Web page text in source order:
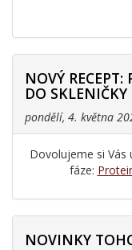
NOVÝ
DO SKLENIČKY
pondělí, 4. května
Dovolujeme si Vás
fáze:
NOVINKY